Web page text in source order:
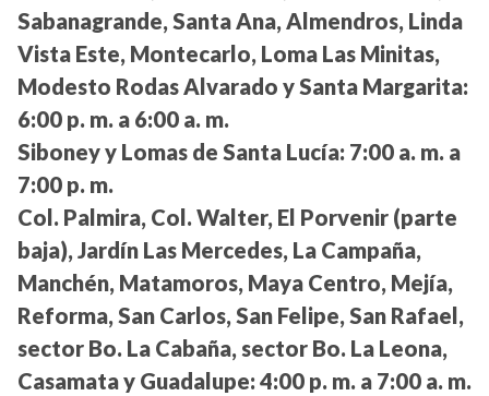
Sabanagrande, Santa Ana, Almendros, Linda
Vista Este, Montecarlo, Loma Las Minitas,
Modesto Rodas Alvarado y Santa Margarita:
6:00 p. m. a 6:00 a. m.
Siboney y Lomas de Santa Lucía: 7:00 a. m. a
7:00 p. m.
Col. Palmira, Col. Walter, El Porvenir (parte
baja), Jardín Las Mercedes, La Campaña,
Manchén, Matamoros, Maya Centro, Mejía,
Reforma, San Carlos, San Felipe, San Rafael,
sector Bo. La Cabaña, sector Bo. La Leona,
Casamata y Guadalupe: 4:00 p. m. a 7:00 a. m.